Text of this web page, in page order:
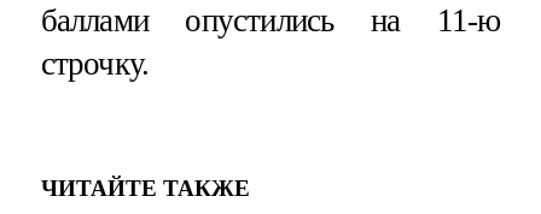
баллами опустились на 11-ю
строчку.
ЧИТАЙТЕ ТАКЖЕ